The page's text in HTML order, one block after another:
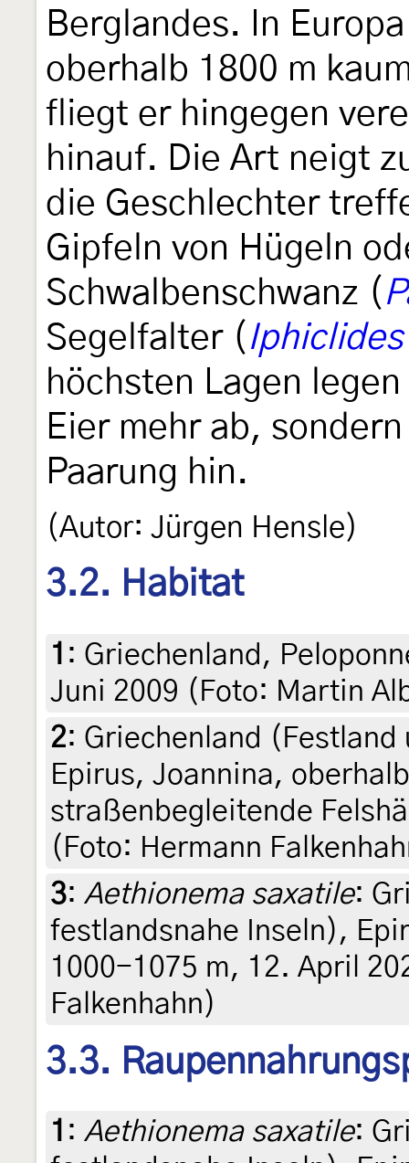
Berglandes. In
oberhalb 1800 m
fliegt er hingegen
hinauf. Die Art neigt
die Geschlechter
Gipfeln von Hügeln
Schwalbenschwanz (
Segelfalter (
höchsten Lagen
Eier mehr ab,
Paarung hin.
(Autor: Jürgen Hensle)
3.2. Habitat
1 : Griechenland,
Juni 2009 (Foto: Martin
2: Griechenland
Epirus, Joannina,
straßenbegleitende
(Foto: Hermann
3: Aethionema saxatile:
festlandsnahe Inseln),
1000-1075 m, 12. April
Falkenhahn)
3.3.
1 : Aethionema saxatile: